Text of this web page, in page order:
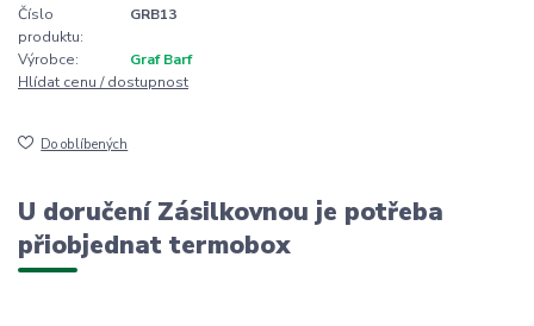
Číslo
produktu:
GRB13
Výrobce:
Graf Barf
Hlídat cenu / dostupnost
Do oblíbených
U doručení Zásilkovnou je potřeba
přiobjednat termobox